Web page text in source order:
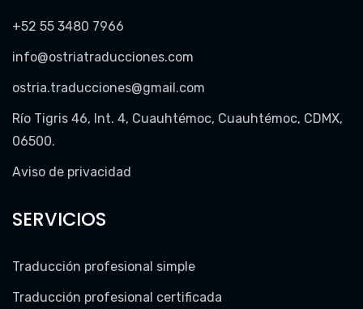
+52 55 3480 7966
info@ostriatraducciones.com
ostria.traducciones@gmail.com
Río Tigris 46, Int. 4, Cuauhtémoc, Cuauhtémoc, CDMX,
06500.
Aviso de privacidad
SERVICIOS
Traducción profesional simple
Traducción profesional certificada